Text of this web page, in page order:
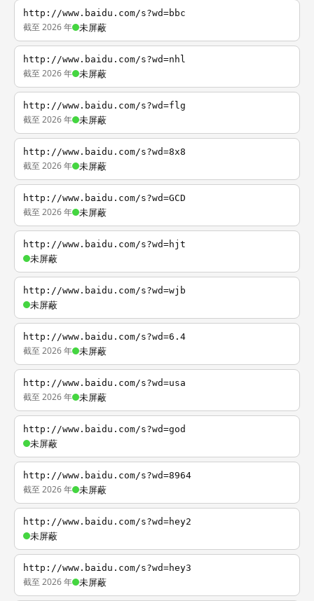
http://www.baidu.com/s?wd=bbc
截至 2026 年 未屏蔽
http://www.baidu.com/s?wd=nhl
截至 2026 年 未屏蔽
http://www.baidu.com/s?wd=flg
截至 2026 年 未屏蔽
http://www.baidu.com/s?wd=8x8
截至 2026 年 未屏蔽
http://www.baidu.com/s?wd=GCD
截至 2026 年 未屏蔽
http://www.baidu.com/s?wd=hjt
未屏蔽
http://www.baidu.com/s?wd=wjb
未屏蔽
http://www.baidu.com/s?wd=6.4
截至 2026 年 未屏蔽
http://www.baidu.com/s?wd=usa
截至 2026 年 未屏蔽
http://www.baidu.com/s?wd=god
未屏蔽
http://www.baidu.com/s?wd=8964
截至 2026 年 未屏蔽
http://www.baidu.com/s?wd=hey2
未屏蔽
http://www.baidu.com/s?wd=hey3
截至 2026 年 未屏蔽